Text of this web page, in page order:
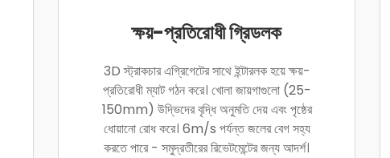
ক্ষয়-প্রতিরোধী গ্রিডলক
3D স্ট্রাকচার এগ্রিগেটের সাথে ইন্টারলক হয়ে ক্ষয়-
প্রতিরোধী ম্যাট গঠন করে। খোলা জায়গাগুলো (25-
150mm) উদ্ভিদের বৃদ্ধি অনুমতি দেয় এবং পৃষ্ঠের
ধোয়ানো রোধ করে। 6m/s পর্যন্ত জলের বেগ সহ্য
করতে পারে - সমুদ্রতীরের রিভেটমেন্টের জন্য আদর্শ।